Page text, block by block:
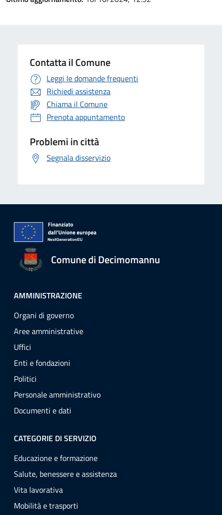
Contatta il Comune
Leggi le domande frequenti
Richiedi assistenza
Chiama il Comune
Prenota appuntamento
Problemi in città
Segnala disservizio
Comune di Decimomannu
AMMINISTRAZIONE
Organi di governo
Aree amministrative
Uffici
Enti e fondazioni
Politici
Personale amministrativo
Documenti e dati
CATEGORIE DI SERVIZIO
Educazione e formazione
Salute, benessere e assistenza
Vita lavorativa
Mobilità e trasporti